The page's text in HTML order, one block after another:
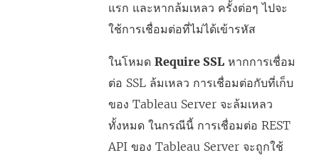
แรก และหากล้มเหลว ครั้งต่อๆ ไปจะ
ใช้การเชื่อมต่อที่ไม่ได้เข้ารหัส
ในโหมด Require SSL หากการเชื่อม
ต่อ SSL ล้มเหลว การเชื่อมต่อกับที่เก็บ
ของ Tableau Server จะล้มเหลว
ทั้งหมด ในกรณีนี้ การเชื่อมต่อ REST
API ของ Tableau Server จะถูกใช้